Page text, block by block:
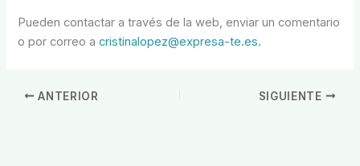
Pueden contactar a través de la web, enviar un comentario
o por correo acristinalopez@expresa-te.es.
ANTERIOR SIGUIENTE